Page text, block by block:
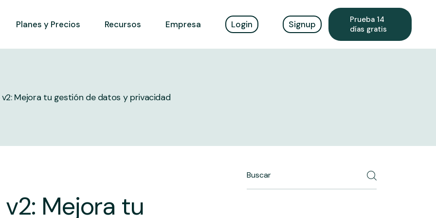
Planes y Precios Recursos Empresa Login Signup
Prueba 14
días gratis
Demos
Sobre nosotros
Mejora tu gestión de datos y privacidad
Mejora tu